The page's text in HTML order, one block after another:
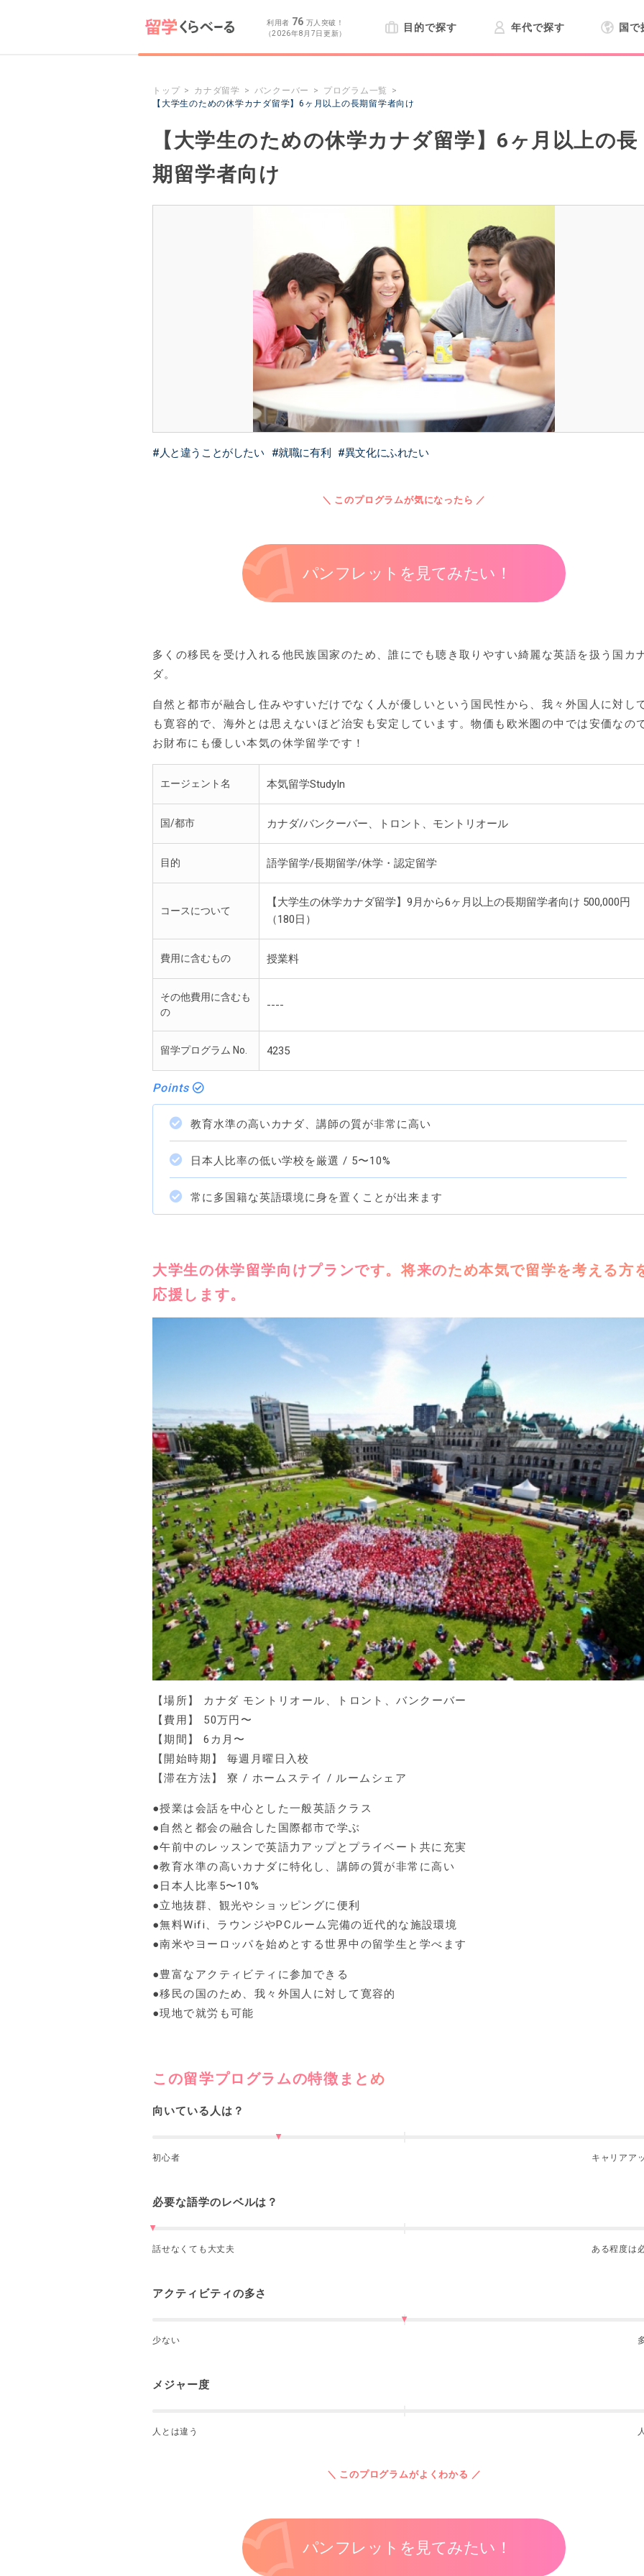
利用者 76 万人突破！
（2026年8月7日更新）
目的で探す 年代で探す 国で
トップ カナダ留学 バンクーバー
プログラム一覧
【大学生のための休学カナダ留学】6ヶ月以上の長期留学者向け
【大学生のための休学カナダ留学】6ヶ月以上の長
期留学者向け
人と違うことがしたい 就職に有利 異文化にふれたい
＼ このプログラムが気になったら ／
パンフレットを見てみたい！
多くの移民を受け入れる他民族国家のため、誰にでも聴き取りやすい綺麗な英語を扱う国カ
ダ。
自然と都市が融合し住みやすいだけでなく人が優しいという国民性から、我々外国人に対し
も寛容的で、海外とは思えないほど治安も安定しています。物価も欧米圏の中では安価なの
お財布にも優しい本気の休学留学です！
エージェント名 本気留学StudyIn
国/都市 カナダ/バンクーバー、トロント、モントリオール
目的 語学留学/長期留学/休学・認定留学
コースについて
【大学生の休学カナダ留学】9月から6ヶ月以上の長期留学者向け 500,000円
（180日）
費用に含むもの 授業料
その他費用に含むも
の
----
留学プログラム No. 4235
Points
教育水準の高いカナダ、講師の質が非常に高い
日本人比率の低い学校を厳選 / 5〜10%
常に多国籍な英語環境に身を置くことが出来ます
大学生の休学留学向けプランです。将来のため本気で留学を考える方
応援します。
【場所】 カナダ モントリオール、トロント、バンクーバー
【費用】 50万円〜
【期間】 6カ月〜
【開始時期】 毎週月曜日入校
【滞在方法】 寮 / ホームステイ / ルームシェア
●授業は会話を中心とした一般英語クラス
●自然と都会の融合した国際都市で学ぶ
●午前中のレッスンで英語力アップとプライベート共に充実
●教育水準の高いカナダに特化し、講師の質が非常に高い
●日本人比率5〜10%
●立地抜群、観光やショッピングに便利
●無料Wifi、ラウンジやPCルーム完備の近代的な施設環境
●南米やヨーロッパを始めとする世界中の留学生と学べます
●豊富なアクティビティに参加できる
●移民の国のため、我々外国人に対して寛容的
●現地で就労も可能
この留学プログラムの特徴まとめ
向いている人は？
初心者 キャリアア
必要な語学のレベルは？
話せなくても大丈夫 ある程度は
アクティビティの多さ
少ない
メジャー度
人とは違う
＼ このプログラムがよくわかる ／
パンフレットを見てみたい！